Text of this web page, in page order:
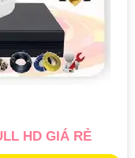
HD GIÁ RẺ